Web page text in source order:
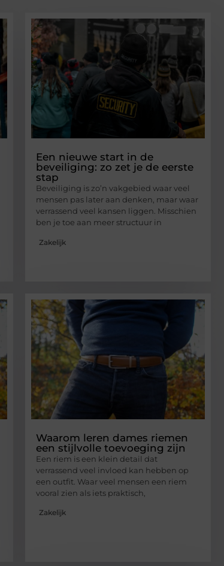
Een nieuwe start in de
beveiliging: zo zet je de eerste
stap
Beveiliging is zo’n vakgebied waar veel
mensen pas later aan denken, maar waar
verrassend veel kansen liggen. Misschien
ben je toe aan meer structuur in
Zakelijk
Waarom leren dames riemen
een stijlvolle toevoeging zijn
Een riem is een klein detail dat
verrassend veel invloed kan hebben op
een outfit. Waar veel mensen een riem
vooral zien als iets praktisch,
Zakelijk